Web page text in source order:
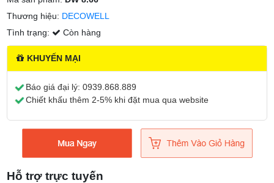
Thương hiệu: DECOWELL
Tình trạng:
Còn hàng
KHUYẾN MẠI
Báo giá đại lý: 0939.868.889
Chiết khấu thêm 2-5% khi đặt mua qua website
Hỗ trợ trực tuyến